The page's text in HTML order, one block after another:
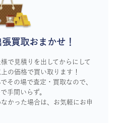
買取おまかせ！
で見積りを出してからにして
の価格で買い取ります！
その場で査定・買取なので、
手間いらず。
かった場合は、お気軽にお申